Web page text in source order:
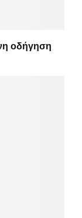
οδήγηση